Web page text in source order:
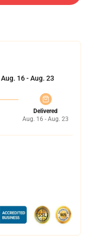
Aug. 16 - Aug. 23
Delivered
Aug. 16 - Aug. 23